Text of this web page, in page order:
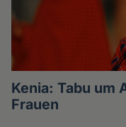
Kenia: Tabu um
Frauen